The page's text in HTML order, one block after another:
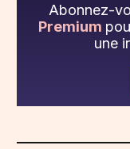
Abonnez-
Premium
une